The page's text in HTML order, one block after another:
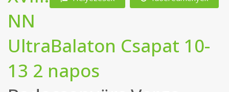
NN
UltraBalaton Csapat 10-
13 2 napos